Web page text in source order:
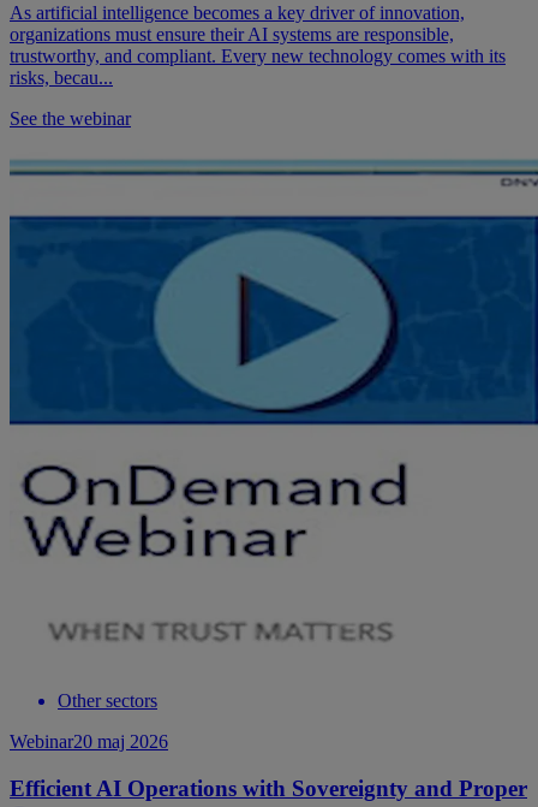
As artificial intelligence becomes a key driver of innovation,
organizations must ensure their AI systems are responsible,
trustworthy, and compliant. Every new technology comes with its
risks, becau...
See the webinar
Other sectors
Webinar20 maj 2026
Efficient AI Operations with Sovereignty and Proper